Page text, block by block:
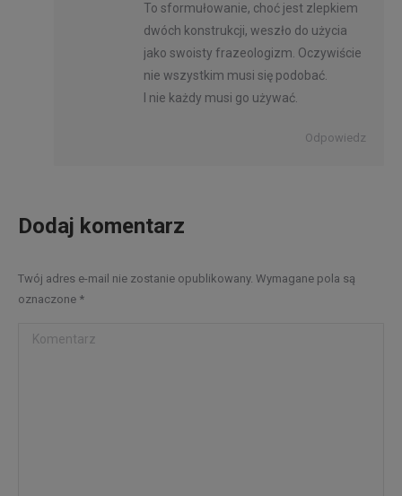
To sformułowanie, choć jest zlepkiem
dwóch konstrukcji, weszło do użycia
jako swoisty frazeologizm. Oczywiście
nie wszystkim musi się podobać.
I nie każdy musi go używać.
Odpowiedz
Dodaj komentarz
Twój adres e-mail nie zostanie opublikowany. Wymagane pola są
oznaczone *
Komentarz